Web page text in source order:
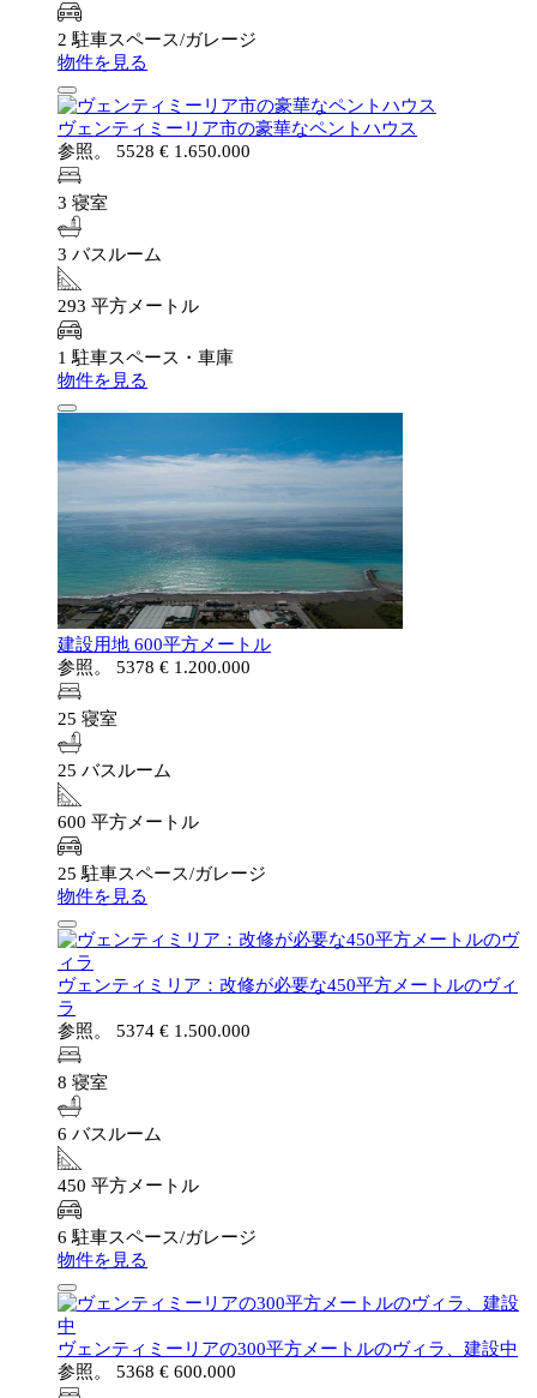
2 駐車スペース/ガレージ
物件を見る
ヴェンティミーリア市の豪華なペントハウス
参照。 5528 € 1.650.000
3 寝室
3 バスルーム
293 平方メートル
1 駐車スペース・車庫
物件を見る
建設用地 600平方メートル
参照。 5378 € 1.200.000
25 寝室
25 バスルーム
600 平方メートル
25 駐車スペース/ガレージ
物件を見る
ヴェンティミリア：改修が必要な450平方メートルのヴィ
ラ
参照。 5374 € 1.500.000
8 寝室
6 バスルーム
450 平方メートル
6 駐車スペース/ガレージ
物件を見る
ヴェンティミーリアの300平方メートルのヴィラ、建設中
参照。 5368 € 600.000